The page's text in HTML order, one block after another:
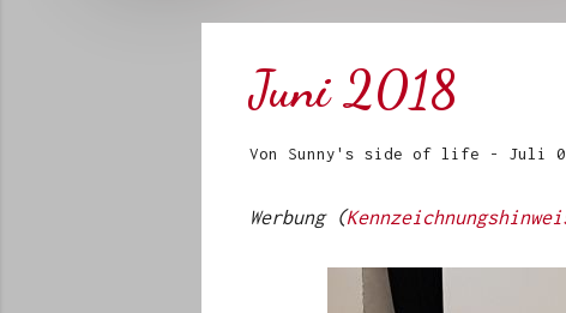
Juni 2018
Von Sunny's side of life - Juli
Werbung (